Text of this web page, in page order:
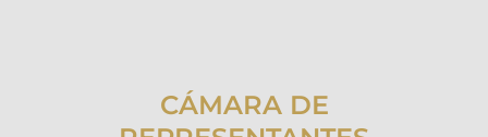
CÁMARA DE